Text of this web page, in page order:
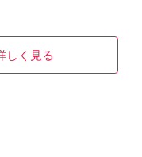
しく見る